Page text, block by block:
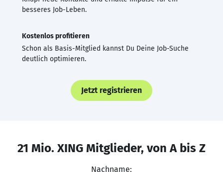
besseres Job-Leben.
Kostenlos profitieren
Schon als Basis-Mitglied kannst Du Deine Job-Suche
deutlich optimieren.
Jetzt registrieren
21 Mio. XING Mitglieder, von A bis Z
Nachname: